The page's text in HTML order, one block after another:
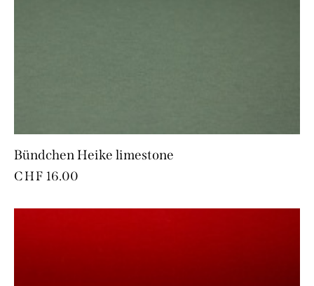
Bündchen Heike limestone
CHF 16.00